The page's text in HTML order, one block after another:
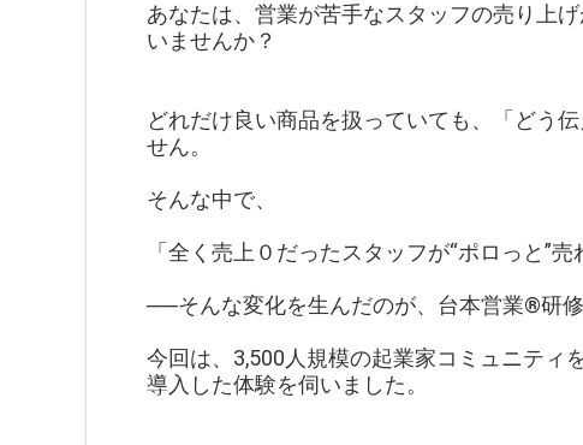
あなたは、営業が苦手なスタッフの売り上
いませんか？
どれだけ良い商品を扱っていても、「どう
せん。
そんな中で、
「全く売上０だったスタッフが“ポロっと”売
──そんな変化を生んだのが、台本営業®研修
今回は、3,500人規模の起業家コミュニティ
導入した体験を伺いました。